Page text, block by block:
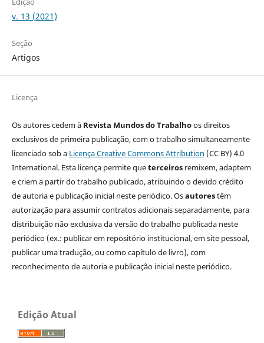
v. 13 (2021)
Seção
Artigos
Licença
Os autores cedem à Revista Mundos do Trabalhoos direitos
exclusivos de primeira publicação, com o trabalho simultaneamente
licenciado sob a Licença Creative Commons Attribution (CC BY) 4.0
International. Esta licença permite queterceirosremixem, adaptem
e criem a partir do trabalho publicado, atribuindo o devido crédito
de autoria e publicação inicial neste periódico. Osautorestêm
autorização para assumir contratos adicionais separadamente, para
distribuição não exclusiva da versão do trabalho publicada neste
periódico (ex.: publicar em repositório institucional, em site pessoal,
publicar uma tradução, ou como capítulo de livro), com
reconhecimento de autoria e publicação inicial neste periódico.
Edição Atual